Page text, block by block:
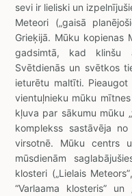
sevi ir lieliski un
Meteori („gaisā
Grieķijā. Mūku kopienas
gadsimtā, kad klinšu
Svētdienās un svētkos
ieturētu maltīti.
vientuļnieku mūku
kļuva par sākumu mūku
komplekss sastāvēja
virsotnē. Mūku centrs
mūsdienām
klosteri („Lielais
“Varlaama klosteris”